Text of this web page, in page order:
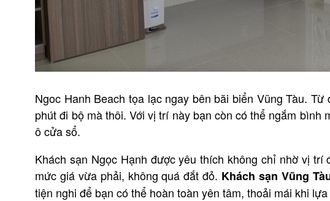
Ngoc Hanh Beach tọa lạc ngay bên bãi biển Vũng Tàu.
phút đi bộ mà thôi. Với vị trí này bạn còn có thể ngắm bình
ô cửa sổ.
Khách sạn Ngọc Hạnh được yêu thích không chỉ nhờ vị
mức giá vừa phải, không quá đắt đỏ. Khách sạn Vũng
tiện nghi để bạn có thể hoàn toàn yên tâm, thoải mái khi